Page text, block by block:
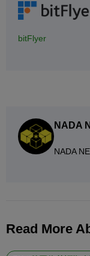
bitFlyer
NADA
NADA
Read More